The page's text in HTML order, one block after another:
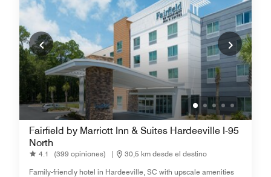
Fairfield by Marriott Inn & Suites Hardeeville I-95
North
4.1 (399 opiniones) |
30,5 km desde el destino
Family-friendly hotel in Hardeeville, SC with upscale amenities